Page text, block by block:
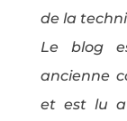
de la
Le blog
ancienne
et est lu